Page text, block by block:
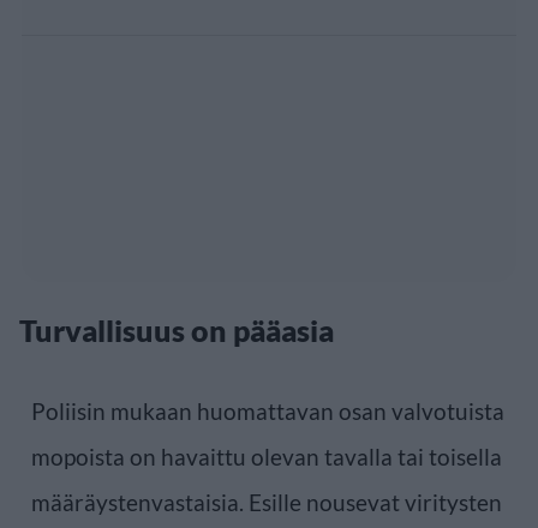
Turvallisuus on pääasia
Poliisin mukaan huomattavan osan valvotuista
mopoista on havaittu olevan tavalla tai toisella
määräystenvastaisia. Esille nousevat viritysten